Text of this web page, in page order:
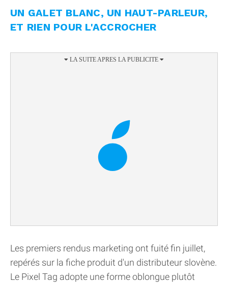
UN GALET BLANC, UN HAUT-PARLEUR,
ET RIEN POUR L'ACCROCHER
Les premiers rendus marketing ont fuité fin juillet,
repérés sur la fiche produit d'un distributeur slovène.
Le Pixel Tag adopte une forme oblongue plutôt